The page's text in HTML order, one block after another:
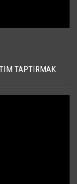
TAPTIRMAK